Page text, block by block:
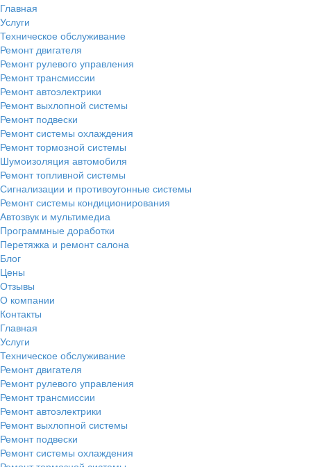
Главная
Услуги
Техническое обслуживание
Ремонт двигателя
Ремонт рулевого управления
Ремонт трансмиссии
Ремонт автоэлектрики
Ремонт выхлопной системы
Ремонт подвески
Ремонт системы охлаждения
Ремонт тормозной системы
Шумоизоляция автомобиля
Ремонт топливной системы
Сигнализации и противоугонные системы
Ремонт системы кондиционирования
Автозвук и мультимедиа
Программные доработки
Перетяжка и ремонт салона
Блог
Цены
Отзывы
О компании
Контакты
Главная
Услуги
Техническое обслуживание
Ремонт двигателя
Ремонт рулевого управления
Ремонт трансмиссии
Ремонт автоэлектрики
Ремонт выхлопной системы
Ремонт подвески
Ремонт системы охлаждения